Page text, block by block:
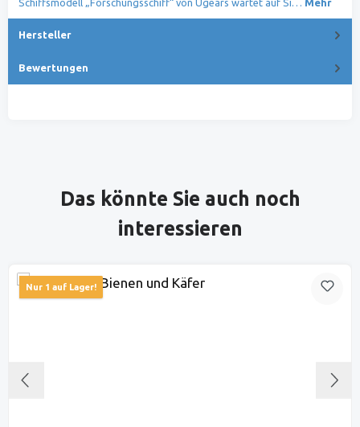
Hersteller
Bewertungen
Produktgalerie überspringen
Das könnte Sie auch noch
interessieren
Nur 1 auf Lager!